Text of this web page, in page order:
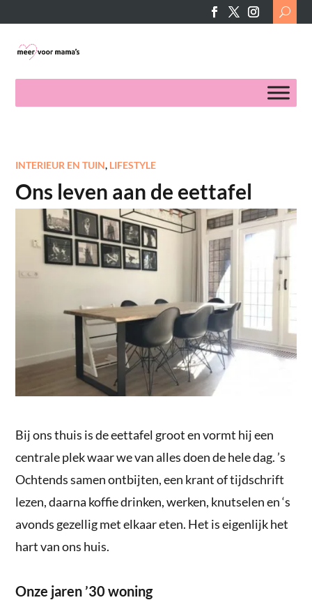
Search
for:
INTERIEUR EN TUIN, LIFESTYLE
Ons leven aan de eettafel
Bij ons thuis is de eettafel groot en vormt hij een
centrale plek waar we van alles doen de hele dag. ’s
Ochtends samen ontbijten, een krant of tijdschrift
lezen, daarna koffie drinken, werken, knutselen en ‘s
avonds gezellig met elkaar eten. Het is eigenlijk het
hart van ons huis.
Onze jaren ’30 woning